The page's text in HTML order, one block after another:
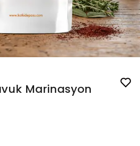
Marinasyon